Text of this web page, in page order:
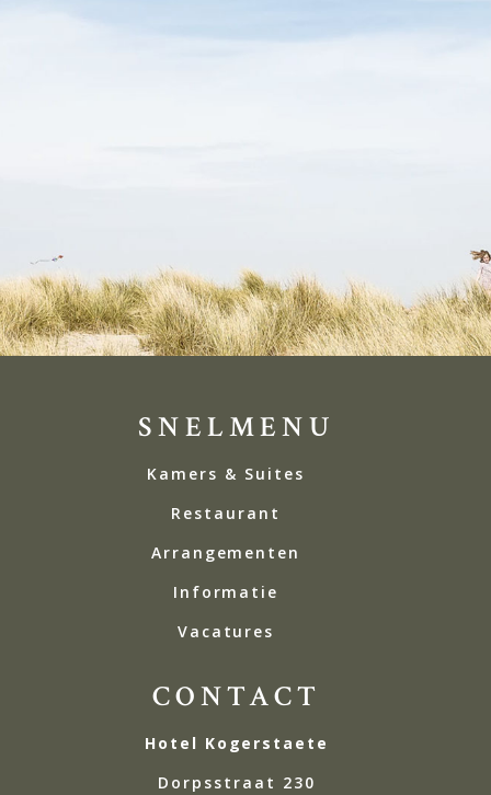
SNELMENU
Kamers & Suites
Restaurant
Arrangementen
Informatie
Vacatures
CONTACT
Hotel Kogerstaete
Dorpsstraat 230